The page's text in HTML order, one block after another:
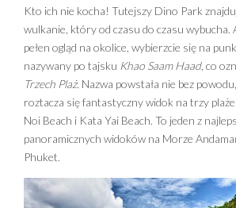
Kto ich nie kocha! Tutejszy Dino Park
wulkanie, który od czasu do czasu wybucha.
pełen ogląd na okolice, wybierzcie się na
nazywany po tajsku Khao Saam Haad, co
Trzech Plaż. Nazwa powstała nie bez
roztacza się fantastyczny widok na trzy
Noi Beach i Kata Yai Beach. To jeden z
panoramicznych widoków na Morze
Phuket.